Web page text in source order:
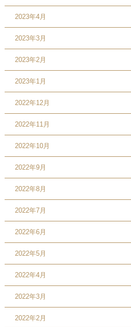
2023年4月
2023年3月
2023年2月
2023年1月
2022年12月
2022年11月
2022年10月
2022年9月
2022年8月
2022年7月
2022年6月
2022年5月
2022年4月
2022年3月
2022年2月